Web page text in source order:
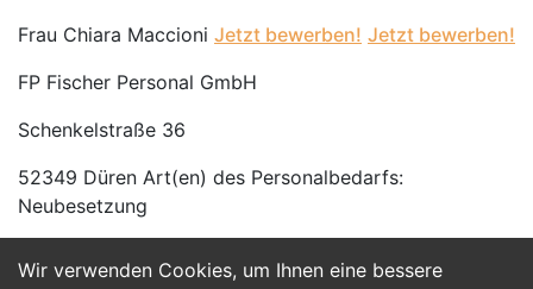
Wir verwenden Cookies, um Ihnen eine bessere
Frau Chiara Maccioni Jetzt bewerben! Jetzt bewerben!
FP Fischer Personal GmbH
Schenkelstraße 36
52349 Düren Art(en) des Personalbedarfs:
Neubesetzung